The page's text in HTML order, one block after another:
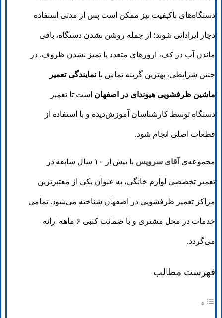
دستگاه‌های باکیفیت نیز ممکن است پس از مدتی استفاده
دچار ایراداتی شوند؛ از جمله روشن نشدن دستگاه، باقی
ماندن آب در کف، ارورهای متعدد یا تمیز نشدن ظروف. در
چنین شرایطی، بهترین گزینه تماس با نمایندگی تعمیر
ماشین ظرفشویی هیوندای در اصفهان است تا تعمیر
دستگاه توسط کارشناسان آموزش‌دیده و با استفاده از
قطعات اصلی انجام شود.
مجموعه‌ی آقای سرویس با بیش از ۱۰ سال سابقه در
تعمیر تخصصی لوازم خانگی، به عنوان یکی از معتبرترین
مراکز تعمیر ظرفشویی در اصفهان شناخته می‌شود. تمامی
خدمات در محل مشتری و با ضمانت کتبی ۶ ماهه ارائه
می‌گردد.
فهرست مطالب